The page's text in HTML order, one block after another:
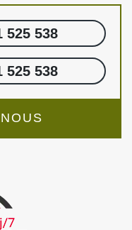
525 538
525 538